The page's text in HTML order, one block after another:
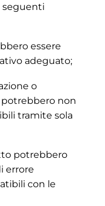
seguenti
essere
adeguato;
o
non
tramite sola
potrebbero
errore
con le